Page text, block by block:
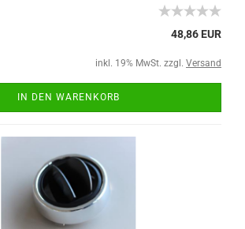
48,86 EUR
inkl. 19% MwSt. zzgl. Versand
IN DEN WARENKORB